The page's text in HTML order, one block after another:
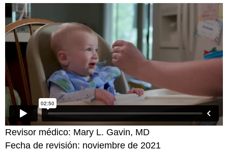
Revisor médico: Mary L. Gavin, MD
Fecha de revisión: noviembre de 2021